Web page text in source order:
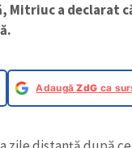
a declarat
AdaugăZdG ca